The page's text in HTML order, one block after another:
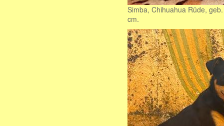
Simba, Chihuahua Rüde,
cm.